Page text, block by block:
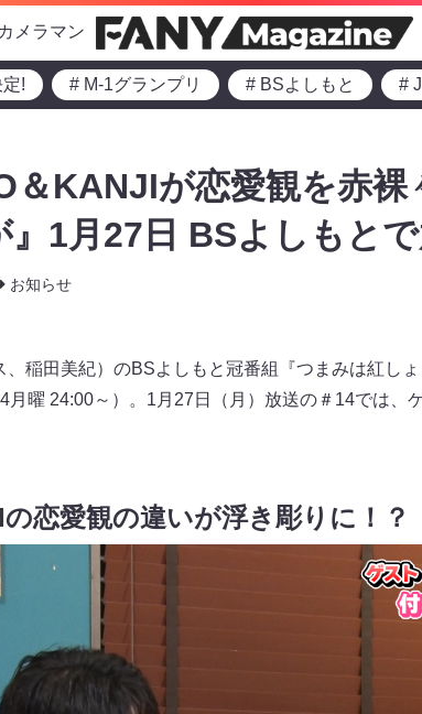
メラマン
! # M-1グランプリ # BSよしもと #
＆KANJIが恋愛観を赤
』1月27日 BSよしもと
お知らせ
、稲田美紀）のBSよしもと冠番組『つまみは紅し
月曜 24:00～）。1月27日（月）放送の＃14では、
恋愛観の違いが浮き彫りに！？